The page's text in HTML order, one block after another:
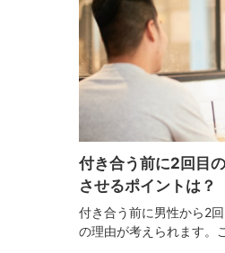
付き合う前に2回目
させるポイントは？
付き合う前に男性から2
の理由が考えられます。